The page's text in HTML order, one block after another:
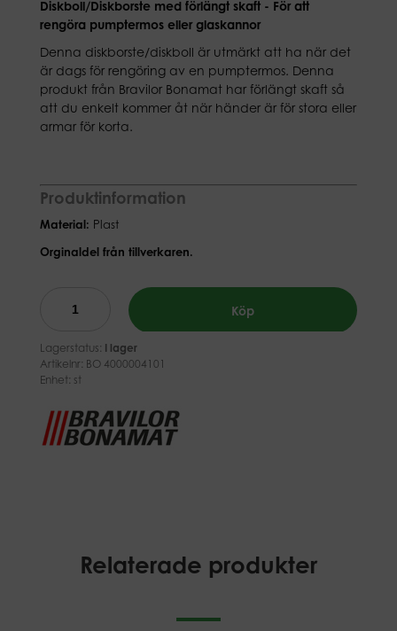
Diskboll/Diskborste med förlängt skaft - För att
rengöra pumptermos eller glaskannor
Denna diskborste/diskboll är utmärkt att ha när det
är dags för rengöring av en pumptermos. Denna
produkt från Bravilor Bonamat har förlängt skaft så
att du enkelt kommer åt när händer är för stora eller
armar för korta.
Produktinformation
Material: Plast
Orginaldel från tillverkaren.
Köp
Lagerstatus: I lager
Artikelnr: BO 4000004101
Enhet: st
Relaterade produkter